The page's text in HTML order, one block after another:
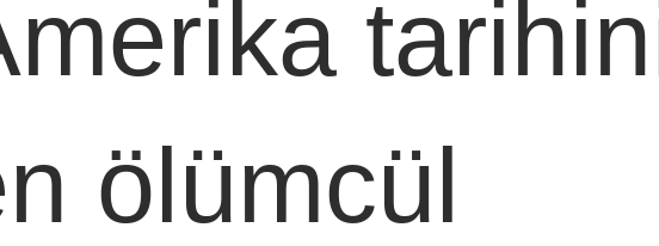
ölümcül